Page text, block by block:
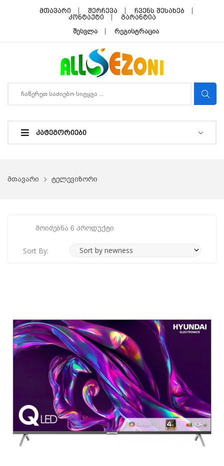
მთავარი შერჩევა
ჩვენს შესახებ
კონტაქტი
გარანტია
შესვლა რეგისტრაცია
ᲙᲐᲢᲔᲒᲝᲠᲘᲔᲑᲘ
მთავარი ტელევიზორი
Მოიძებნა 6 Პროდუქტი
Sort By: